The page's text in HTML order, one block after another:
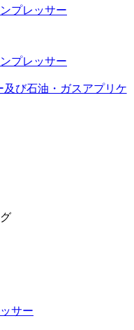
プレッサー
プレッサー
び石油・ガスアプリケ
サー